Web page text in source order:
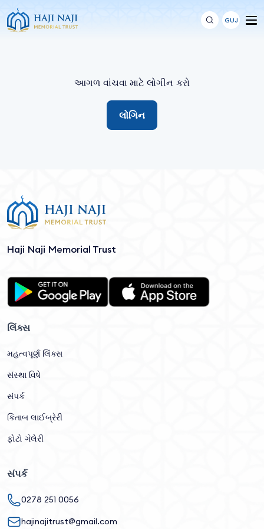
GUJ
આગળ વાંચવા માટે લોગીન કરો
લોગિન
Haji Naji Memorial Trust
લિંક્સ
મહત્વપૂર્ણ લિંક્સ
સંસ્થા વિષે
સંપર્ક
કિતાબ લાઈબ્રેરી
ફોટો ગેલેરી
સંપર્ક
0278 251 0056
hajinajitrust@gmail.com